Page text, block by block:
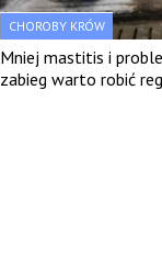
CHOROBY KRÓW
Mniej mastitis i
zabieg warto robić